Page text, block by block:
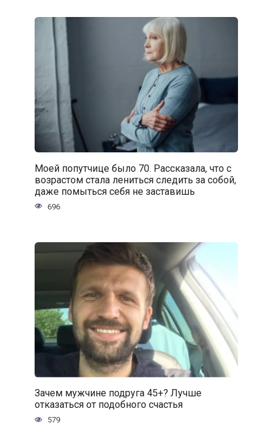
Моей попутчице было 70. Рассказала, что с
возрастом стала лениться следить за собой,
даже помыться себя не заставишь
696
Зачем мужчине подруга 45+? Лучше
отказаться от подобного счастья
579